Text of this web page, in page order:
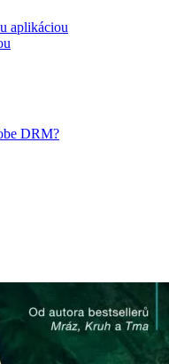
aplikáciou
DRM?